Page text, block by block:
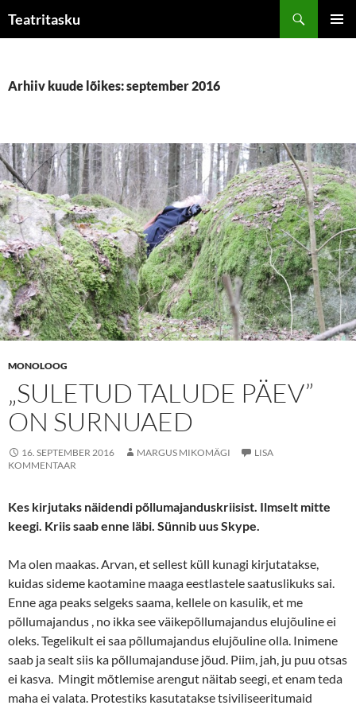
sisu
Teatritasku
Arhiiv kuude lõikes: september 2016
MONOLOOG
„SULETUD TALUDE PÄEV”
ON SURNUAED
16. SEPTEMBER 2016 MARGUS MIKOMÄGI
LISA
KOMMENTAAR
Kes kirjutaks näidendi põllumajanduskriisist. Ilmselt mitte
keegi. Kriis saab enne läbi. Sünnib uus Skype.
Ma olen maakas. Arvan, et sellest küll kunagi kirjutatakse,
kuidas sideme kaotamine maaga eestlastele saatuslikuks sai.
Enne aga peaks selgeks saama, kellele on kasulik, et me
põllumajandus , no ikka see väikepõllumajandus elujõuline ei
oleks. Tegelikult ei saa põllumajandus elujõuline olla. Inimene
saab ja sealt siis ka põllumajanduse jõud. Piim, jah, ju puu otsas
ei kasva. Mingit mõtlemise arengut näitab seegi, et enam teda
maha ei valata. Protestiks kasutatakse tsiviliseeritumaid